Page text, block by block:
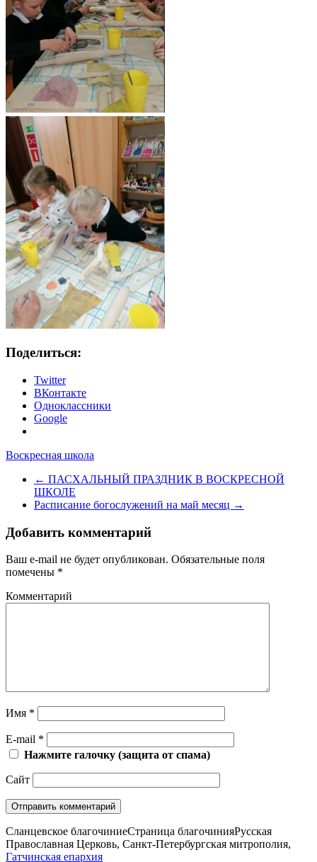
Поделиться:
Twitter
ВКонтакте
Одноклассники
Google
Воскресная школа
← ПАСХАЛЬНЫЙ ПРАЗДНИК В ВОСКРЕСНОЙ
ШКОЛЕ
Расписание богослужений на май месяц →
Добавить комментарий
Ваш e-mail не будет опубликован. Обязательные поля
помечены *
Комментарий
Имя *
E-mail *
Нажмите галочку (защита от спама)
Сайт
Сланцевское благочиниеСтраница благочинияРусская
Православная Церковь, Санкт-Петербургская митрополия,
Гатчинская епархия